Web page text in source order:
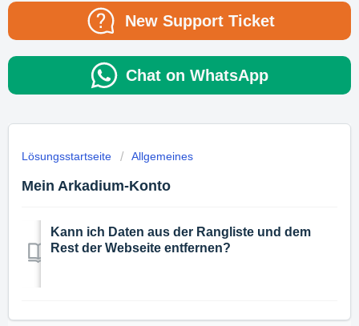
New Support Ticket
Chat on WhatsApp
Lösungsstartseite Allgemeines
Mein Arkadium-Konto
Kann ich Daten aus der Rangliste und dem
Rest der Webseite entfernen?